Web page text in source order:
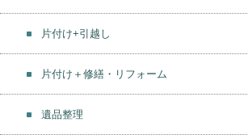
片付け+引越し
片付け＋修繕・リフォーム
遺品整理